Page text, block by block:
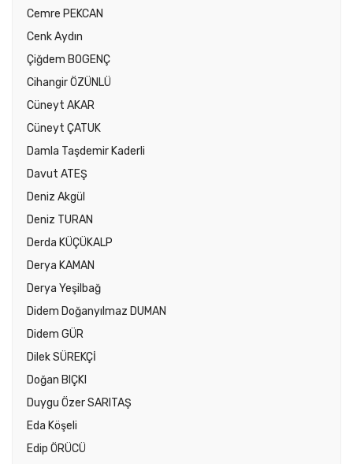
Cemre PEKCAN
Cenk Aydın
Çiğdem BOGENÇ
Cihangir ÖZÜNLÜ
Cüneyt AKAR
Cüneyt ÇATUK
Damla Taşdemir Kaderli
Davut ATEŞ
Deniz Akgül
Deniz TURAN
Derda KÜÇÜKALP
Derya KAMAN
Derya Yeşilbağ
Didem Doğanyılmaz DUMAN
Didem GÜR
Dilek SÜREKÇİ
Doğan BIÇKI
Duygu Özer SARITAŞ
Eda Köşeli
Edip ÖRÜCÜ